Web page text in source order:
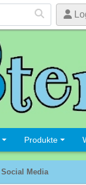
Produkte
Social Media